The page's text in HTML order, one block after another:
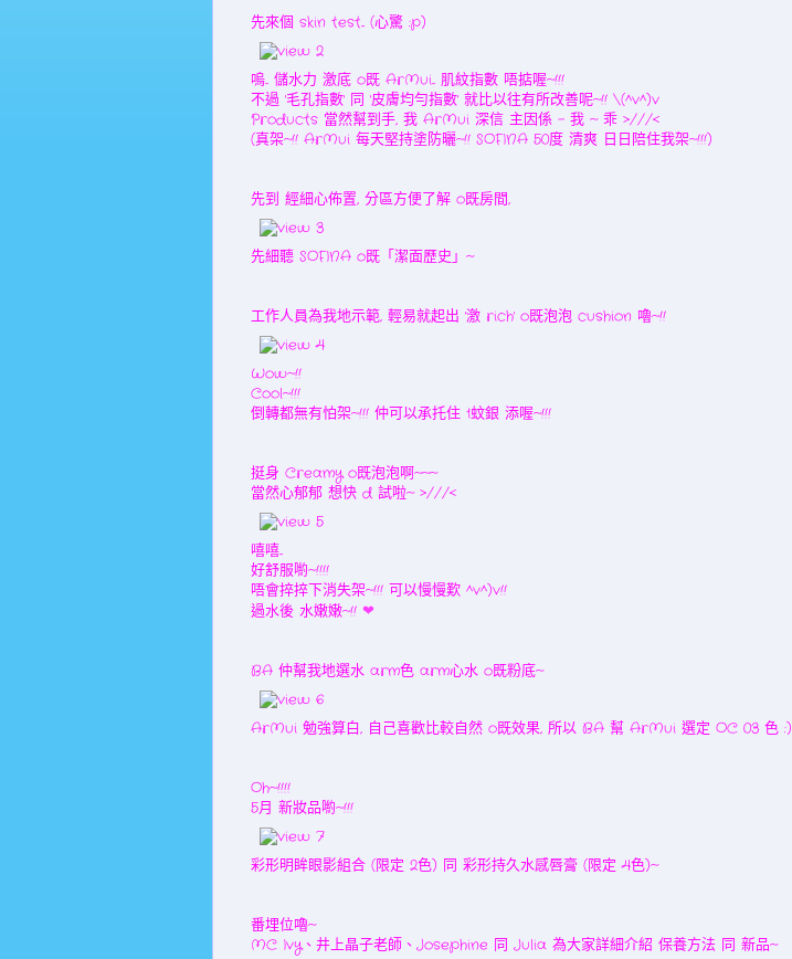
先來個 skin test... (心驚 :p)
嗚... 儲水力 激底 o既 ArMui... 肌紋指數 唔掂喔~!!!
不過 '毛孔指數' 同 '皮膚均勻指數' 就比以往有所改善呢~!! \(^v^)v
Products 當然幫到手, 我 ArMui 深信 主因係 - 我 ~ 乖 >///<
(真架~!! ArMui 每天堅持塗防曬~!! SOFINA 50度 清爽 日日陪住我架~!!!)
先到 經細心佈置, 分區方便了解 o既房間,
先細聽 SOFINA o既「潔面歷史」~
工作人員為我地示範, 輕易就起出 '激 rich' o既泡泡 cushion 嚕~!!
Wow~!!
Cool~!!!
倒轉都無有怕架~!!! 仲可以承托住 1蚊銀 添喔~!!!
挺身 Creamy o既泡泡啊~~~
當然心郁郁 想快 d 試啦~ >///<
嘻嘻...
好舒服喲~!!!!
唔會捽捽下消失架~!!! 可以慢慢歎 ^v^)v!!
過水後 水嫩嫩~!! ❤
BA 仲幫我地選水 arm色 arm心水 o既粉底~
ArMui 勉強算白, 自己喜歡比較自然 o既效果, 所以 BA 幫 ArMui 選定 OC 03 色 :)
Oh~!!!!
5月 新妝品喲~!!!
彩形明眸眼影組合 (限定 2色) 同 彩形持久水感唇膏 (限定 4色)~
番埋位嚕~
MC Ivy、井上晶子老師、Josephine 同 Julia 為大家詳細介紹 保養方法 同 新品~